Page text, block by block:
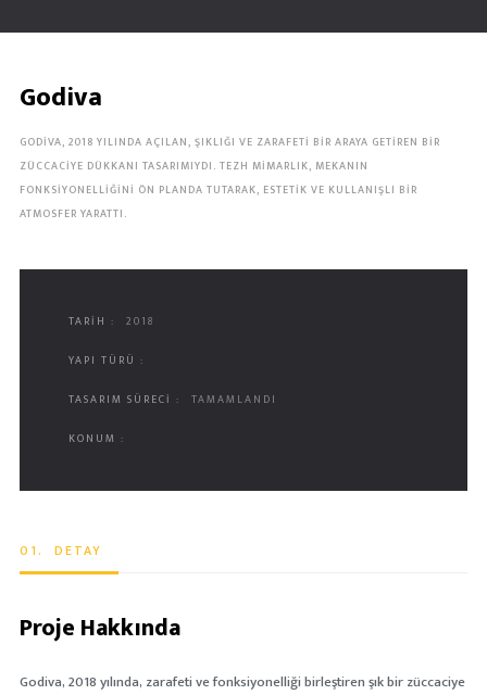
Godiva
GODIVA, 2018 YILINDA AÇILAN, ŞIKLIĞI VE ZARAFETI BIR ARAYA GETIREN BIR
ZÜCCACIYE DÜKKANI TASARIMIYDI. TEZH MIMARLIK, MEKANIN
FONKSIYONELLIĞINI ÖN PLANDA TUTARAK, ESTETIK VE KULLANIŞLI BIR
ATMOSFER YARATTI.
TARIH : 2018
YAPI TÜRÜ :
TASARIM SÜRECI : TAMAMLANDI
KONUM :
01. DETAY
Proje Hakkında
Godiva, 2018 yılında, zarafeti ve fonksiyonelliği birleştiren şık bir züccaciye